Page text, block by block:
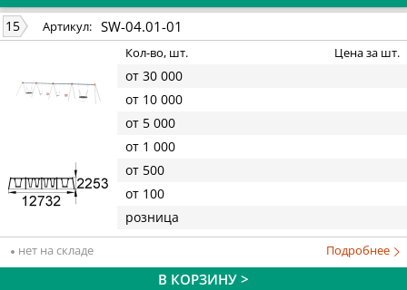
15 Артикул: SW-04.01-01
Кол-во, шт. Цена за шт.
от 30 000
от 10 000
от 5 000
от 1 000
от 500
от 100
розница
нет на складе Подробнее
В КОРЗИНУ >